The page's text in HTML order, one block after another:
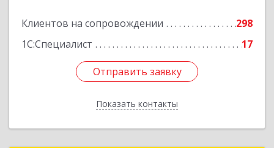
Клиентов на сопровождении
298
1С:Специалист
17
Отправить заявку
Показать контакты
Отправить заявку
Назад